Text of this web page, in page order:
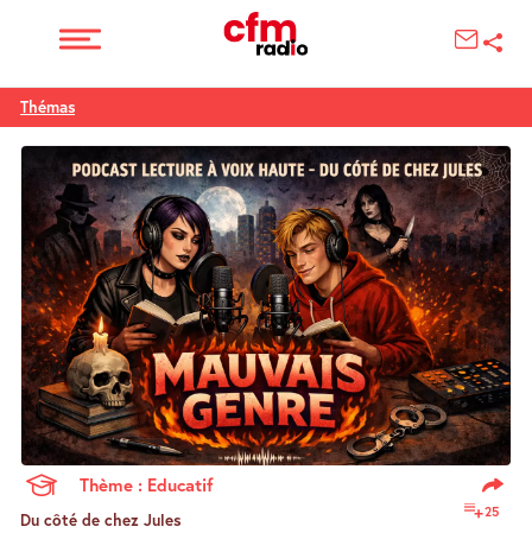
Thémas
Thème : Educatif
25
Du côté de chez Jules